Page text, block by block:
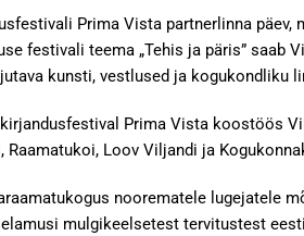
Prima Vista partnerlinna päev,
festivali teema „Tehis ja päris” saab
kunsti, vestlused ja kogukondliku
Prima Vista koostöös
Raamatukoi, Loov Viljandi ja
noorematele lugejatele
mulgikeelsetest tervitustest